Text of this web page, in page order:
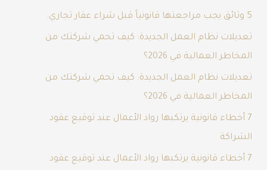
5 وثائق يجب مراجعتها قانونياً قبل شراء عقار تجاري.
تعديلات نظام العمل الجديدة: كيف تحمي شركتك من
المخاطر العمالية في 2026؟
تعديلات نظام العمل الجديدة: كيف تحمي شركتك من
المخاطر العمالية في 2026؟
7 أخطاء قانونية يرتكبها رواد الأعمال عند توقيع عقود
الشراكة
7 أخطاء قانونية يرتكبها رواد الأعمال عند توقيع عقود